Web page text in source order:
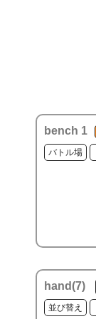
bench 1
バトル場
hand(7)
並び替え